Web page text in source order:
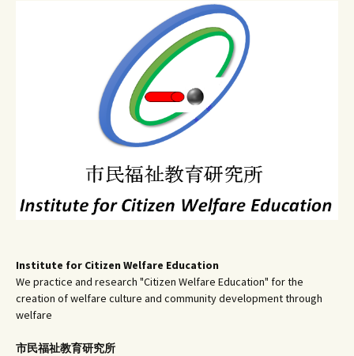
Institute for Citizen Welfare Education
We practice and research "Citizen Welfare Education" for the
creation of welfare culture and community development through
welfare
市民福祉教育研究所